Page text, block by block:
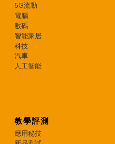
5G流動
電腦
數碼
智能家居
科技
汽車
人工智能
教學評測
應用秘技